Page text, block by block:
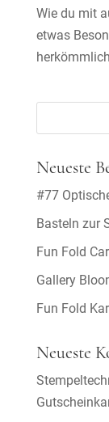
Wie du mit
etwas
Neueste
#77
Basteln zur
Fun Fold
Gallery
Fun Fold
Neueste